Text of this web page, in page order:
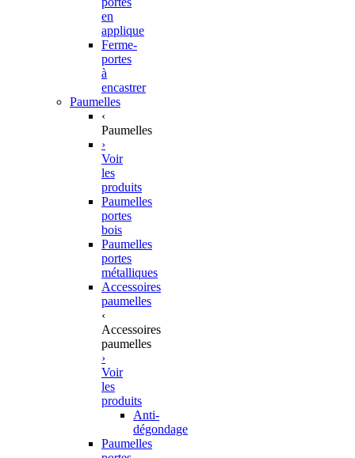
en
applique
Ferme-
portes
à
encastrer
Paumelles
‹
Paumelles
›
Voir
les
produits
Paumelles
portes
bois
Paumelles
portes
métalliques
Accessoires
paumelles
‹
Accessoires
paumelles
›
Voir
les
produits
Anti-
dégondage
Paumelles